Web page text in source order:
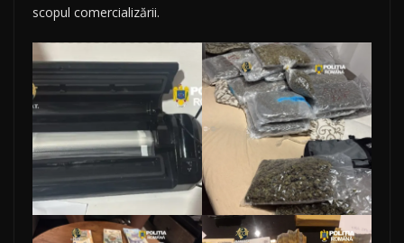
scopul comercializării.